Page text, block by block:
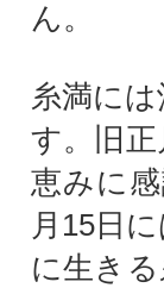
ん。
糸満に
す。旧
恵みに
月15日
に生き